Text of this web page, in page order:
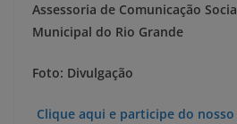
Assessoria de Comunicação
Municipal do Rio Grande
Foto: Divulgação
Clique aqui e participe do